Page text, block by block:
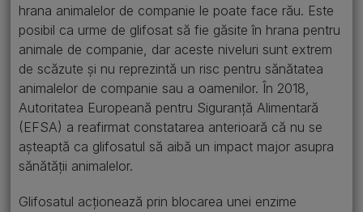
hrana animalelor de companie le poate face rău. Este
posibil ca urme de glifosat să fie găsite în hrana pentru
animale de companie, dar aceste niveluri sunt extrem
de scăzute și nu reprezintă un risc pentru sănătatea
animalelor de companie sau a oamenilor. În 2018,
Autoritatea Europeană pentru Siguranță Alimentară
(EFSA) a reafirmat constatarea anterioară că nu se
așteaptă ca glifosatul să aibă un impact major asupra
sănătății animalelor.
Glifosatul acționează prin blocarea unei enzime